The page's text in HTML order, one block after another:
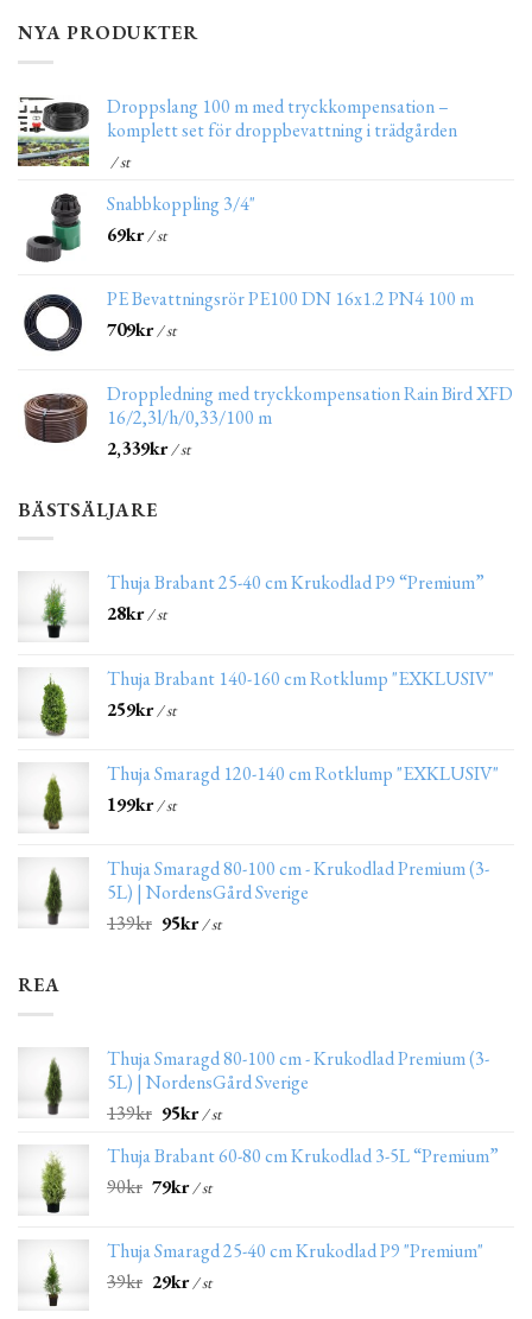
NYA PRODUKTER
Droppslang 100 m med tryckkompensation –
komplett set för droppbevattning i trädgården
/ st
Snabbkoppling 3/4"
69kr/ st
PE Bevattningsrör PE100 DN 16x1.2 PN4 100 m
709kr/ st
Droppledning med tryckkompensation Rain Bird XFD
16/2,3l/h/0,33/100 m
2,339kr/ st
BÄSTSÄLJARE
Thuja Brabant 25-40 cm Krukodlad P9 “Premium”
28kr/ st
Thuja Brabant 140-160 cm Rotklump "EXKLUSIV"
259kr/ st
Thuja Smaragd 120-140 cm Rotklump "EXKLUSIV"
199kr/ st
Thuja Smaragd 80-100 cm - Krukodlad Premium (3-
5L) | NordensGård Sverige
139kr 95kr/ st
REA
Thuja Smaragd 80-100 cm - Krukodlad Premium (3-
5L) | NordensGård Sverige
139kr 95kr/ st
Thuja Brabant 60-80 cm Krukodlad 3-5L “Premium”
90kr 79kr/ st
Thuja Smaragd 25-40 cm Krukodlad P9 "Premium"
39kr 29kr/ st